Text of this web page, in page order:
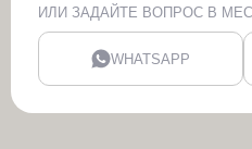
ИЛИ ЗАДАЙТЕ ВОПРОС В
WHATSAPP